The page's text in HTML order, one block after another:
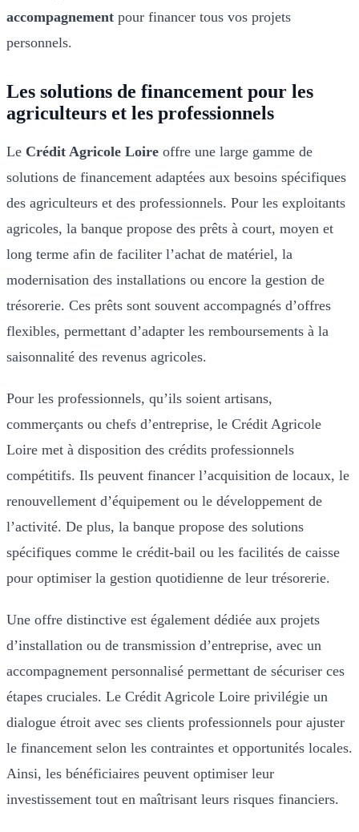
accompagnement pour financer tous vos projets
personnels.
Les solutions de financement pour les
agriculteurs et les professionnels
Le Crédit Agricole Loire offre une large gamme de
solutions de financement adaptées aux besoins spécifiques
des agriculteurs et des professionnels. Pour les exploitants
agricoles, la banque propose des prêts à court, moyen et
long terme afin de faciliter l’achat de matériel, la
modernisation des installations ou encore la gestion de
trésorerie. Ces prêts sont souvent accompagnés d’offres
flexibles, permettant d’adapter les remboursements à la
saisonnalité des revenus agricoles.
Pour les professionnels, qu’ils soient artisans,
commerçants ou chefs d’entreprise, le Crédit Agricole
Loire met à disposition des crédits professionnels
compétitifs. Ils peuvent financer l’acquisition de locaux, le
renouvellement d’équipement ou le développement de
l’activité. De plus, la banque propose des solutions
spécifiques comme le crédit-bail ou les facilités de caisse
pour optimiser la gestion quotidienne de leur trésorerie.
Une offre distinctive est également dédiée aux projets
d’installation ou de transmission d’entreprise, avec un
accompagnement personnalisé permettant de sécuriser ces
étapes cruciales. Le Crédit Agricole Loire privilégie un
dialogue étroit avec ses clients professionnels pour ajuster
le financement selon les contraintes et opportunités locales.
Ainsi, les bénéficiaires peuvent optimiser leur
investissement tout en maîtrisant leurs risques financiers.